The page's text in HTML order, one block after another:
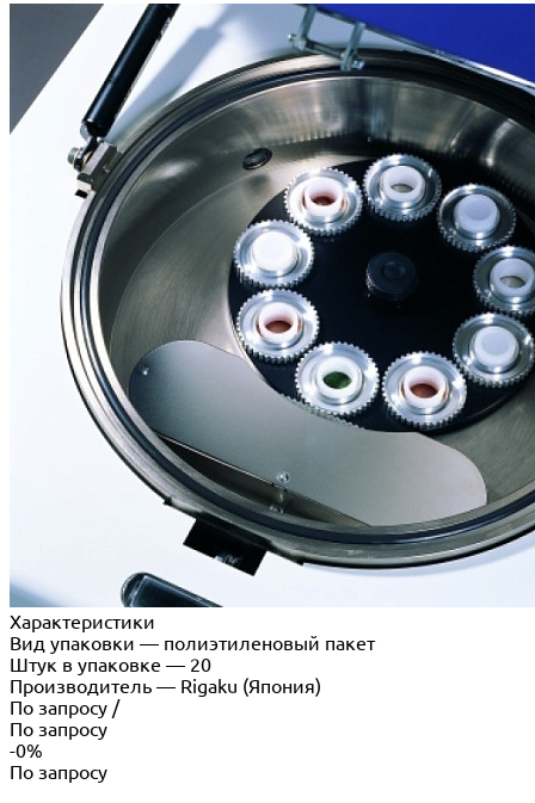
Характеристики
Вид упаковки — полиэтиленовый пакет
Штук в упаковке — 20
Производитель — Rigaku (Япония)
По запросу /
По запросу
-0%
По запросу